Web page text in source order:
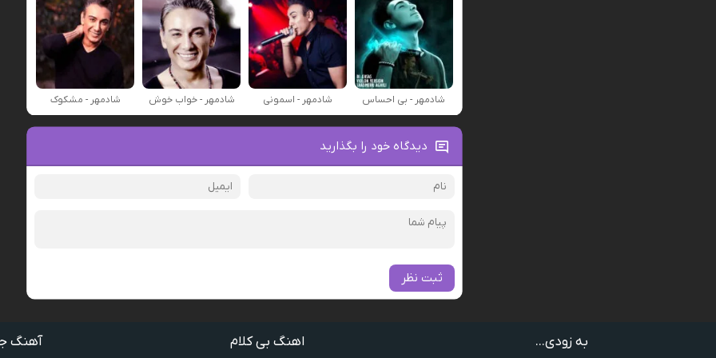
شادمهر - بی احساس شادمهر - اسمونی شادمهر - خواب خوش شادمهر - مشکوک
دیدگاه خود را بگذارید
ثبت نظر
به زودی... اهنگ بی کلام آهنگ